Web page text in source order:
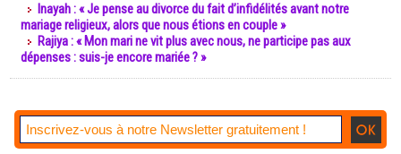
Inayah : « Je pense au divorce du fait d’infidélités avant notre
mariage religieux, alors que nous étions en couple »
Rajiya : « Mon mari ne vit plus avec nous, ne participe pas aux
dépenses : suis-je encore mariée ? »